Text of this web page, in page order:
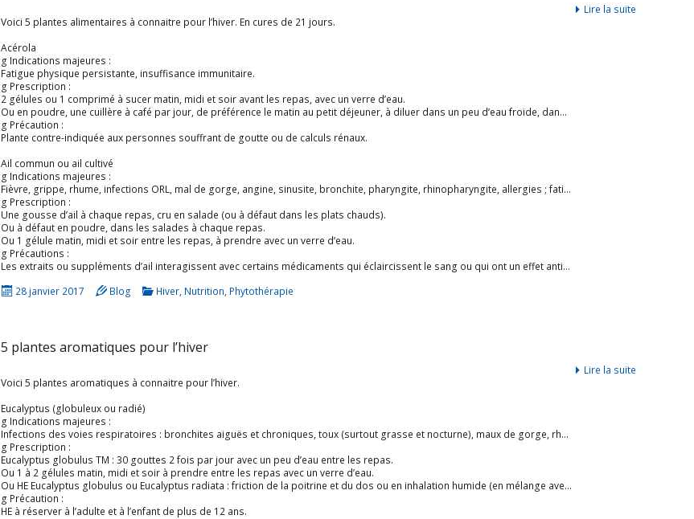
Voici 5 plantes alimentaires à connaitre pour l’hiver. En cures de 21 jours.
Acérola
g Indications majeures :
Fatigue physique persistante, insuffisance immunitaire.
g Prescription :
2 gélules ou 1 comprimé à sucer matin, midi et soir avant les repas, avec un verre d’eau.
Ou en poudre, une cuillère à café par jour, de préférence le matin au petit déjeuner, à diluer dans un peu d’eau froide, dans une boisson ou du yaourt.
g Précaution :
Plante contre-indiquée aux personnes souffrant de goutte ou de calculs rénaux.
Ail commun ou ail cultivé
g Indications majeures :
Fièvre, grippe, rhume, infections ORL, mal de gorge, angine, sinusite, bronchite, pharyngite, rhinopharyngite, allergies ; fatigue, préventif de nombreuse infections.
g Prescription :
Une gousse d’ail à chaque repas, cru en salade (ou à défaut dans les plats chauds).
Ou à défaut en poudre, dans les salades à chaque repas.
Ou 1 gélule matin, midi et soir entre les repas, à prendre avec un verre d’eau.
g Précautions :
Les extraits ou suppléments d’ail interagissent avec certains médicaments qui éclaircissent le sang ou qui ont un effet anticoagulant. […]
Lire la suite
28 janvier 2017 Blog Hiver, Nutrition, Phytothérapie
5 plantes aromatiques pour l’hiver
Voici 5 plantes aromatiques à connaitre pour l’hiver.
Eucalyptus (globuleux ou radié)
g Indications majeures :
Infections des voies respiratoires : bronchites aiguës et chroniques, toux (surtout grasse et nocturne), maux de gorge, rhumes, rhinites, rhino-pharyngites, sinusites, état grippal, aphonie.
g Prescription :
Eucalyptus globulus TM : 30 gouttes 2 fois par jour avec un peu d’eau entre les repas.
Ou 1 à 2 gélules matin, midi et soir à prendre entre les repas avec un verre d’eau.
Ou HE Eucalyptus globulus ou Eucalyptus radiata : friction de la poitrine et du dos ou en inhalation humide (en mélange avec une autre HE) ou en inhalation sèche.
g Précaution :
HE à réserver à l’adulte et à l’enfant de plus de 12 ans.
Lire la suite